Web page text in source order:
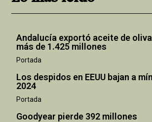
Andalucía exportó aceite de
más de 1.425 millones
Portada
Los despidos en EEUU bajan a
2024
Portada
Goodyear pierde 392 millones